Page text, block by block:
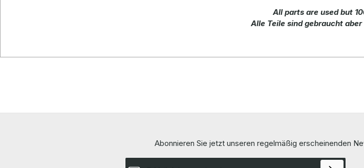
All parts are used but
Alle Teile sind gebraucht
Abonnieren Sie jetzt unseren regelmäßig erscheinenden
E-Mail-Adresse*